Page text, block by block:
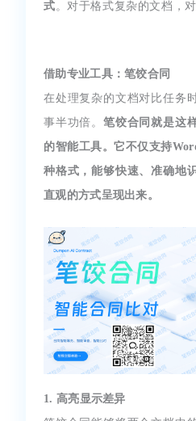
式 。对于格式复杂的文档，
借助专业工具：笔饺合同
在处理复杂的文档对比任务
事半功倍。笔饺合同就是这
的智能工具。它不仅支持
种格式，能够快速、准确地
直观的方式呈现出来。
1. 高亮显示差异